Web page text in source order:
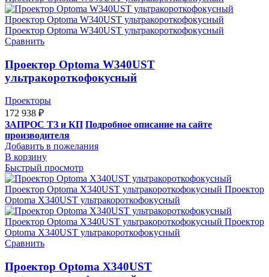
Сравнить
Проектор Optoma W340UST
ультракороткофокусный
Проекторы
172 938 ₽
ЗАПРОС ТЗ и КП Подробное описание на сайте
производителя
Добавить в пожелания
В корзину
Быстрый просмотр
Сравнить
Проектор Optoma X340UST